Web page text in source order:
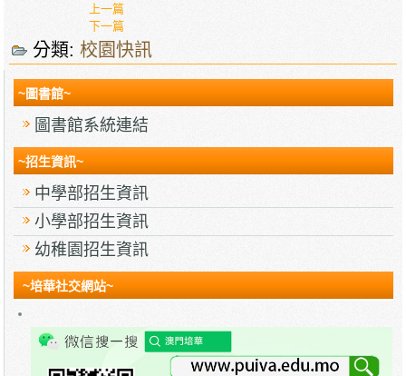
上一篇
下一篇
分類:校園快訊
~圖書館~
圖書館系統連結
~招生資訊~
中學部招生資訊
小學部招生資訊
幼稚園招生資訊
~培華社交網站~